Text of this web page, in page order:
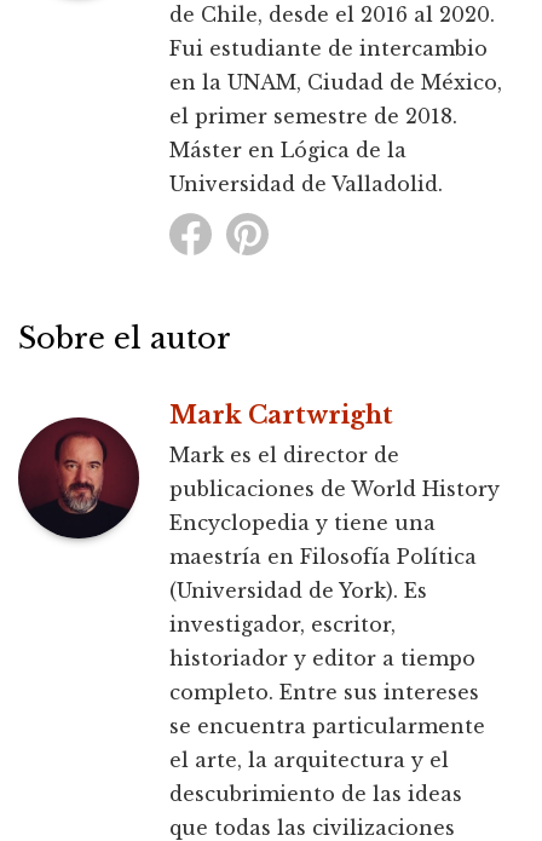
de Chile, desde el 2016 al 2020.
Fui estudiante de intercambio
en la UNAM, Ciudad de México,
el primer semestre de 2018.
Máster en Lógica de la
Universidad de Valladolid.
Sobre el autor
Mark Cartwright
Mark es el director de
publicaciones de World History
Encyclopedia y tiene una
maestría en Filosofía Política
(Universidad de York). Es
investigador, escritor,
historiador y editor a tiempo
completo. Entre sus intereses
se encuentra particularmente
el arte, la arquitectura y el
descubrimiento de las ideas
que todas las civilizaciones